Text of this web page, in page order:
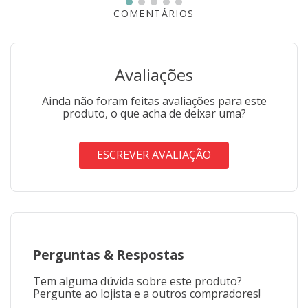
COMENTÁRIOS
Avaliações
Ainda não foram feitas avaliações para este
produto, o que acha de deixar uma?
ESCREVER AVALIAÇÃO
Perguntas & Respostas
Tem alguma dúvida sobre este produto?
Pergunte ao lojista e a outros compradores!